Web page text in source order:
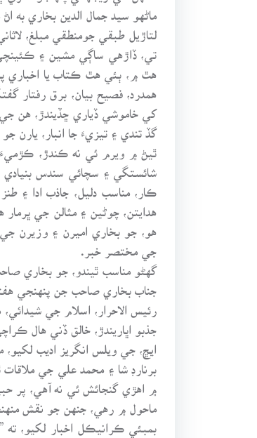
ماڻهو سيد جمال الدين بخاري به
تي، ڏاڙهي ساڳي مشين ۽
هٿ ۾، ٻئي هٿ ڪتاب يا اخباري
همدرد، فصيح بيان، برق رفتار
کي خاموشي ڏياري ڇڏيندڙ، هن
گڏ تندي ۽ تيزيءَ جا انبار، يارن
ٿيڻ ۾ ويرم ئي نه ڪندڙ، ڪڙميءَ
شائستگي ۽ سچائي سندس بنيادي
ڪار، مناسب دليل، جاذب ادا ۽
هدايتن، چوڻين ۽ مثالن جي
هو، جو بخاري اميرن ۽
گهڻو مناسب ٿيندو، جو بخاري
جناب بخاري صاحب جن پنهنجي هفتيوار اخبار انصاف ۾ 4 جنوري 1978ع تي پنهنجي
رئيس الاحرار، اسلام جي
جذبو اڀاريندڙ، خالق ڏني هال
ايڇ، جي ويلس انگريز اديب
برنارڊ شا ۽ محمد علي جي
۾ اهڙي گنجائش ئي نه آهي،
ماحول ۾ رهي، جنهن جو نقش
بمبئي ڪرانيڪل اخبار لکيو،